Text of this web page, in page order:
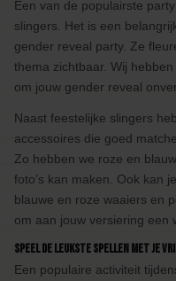
Een van de populairste
slingers. Het is een
gender reveal party. Ze
thema zichtbaar. Wij
om jouw gender reveal
Naast feestelijke slingers
accessoires die goed
Zo hebben we roze en
foto’s kan maken. Ook kan
blauwe en roze waaiers en
om aan jouw versiering een
Speel de leukste spellen met je
Een populaire activiteit